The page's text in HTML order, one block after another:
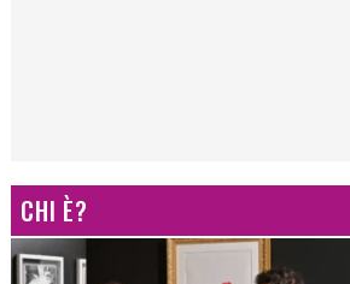
CHI È?